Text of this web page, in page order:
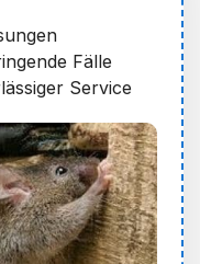
Fälle
Service